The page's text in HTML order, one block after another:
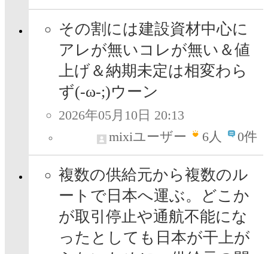
その割には建設資材中心に
アレが無いコレが無い＆値
上げ＆納期未定は相変わら
ず(-ω-;)ウーン
2026年05月10日 20:13
mixiユーザー
6人 0件
複数の供給元から複数のル
ートで日本へ運ぶ。どこか
が取引停止や通航不能にな
ったとしても日本が干上が